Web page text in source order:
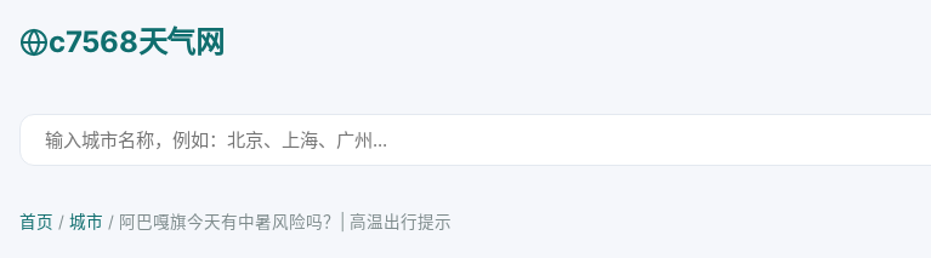
c7568天气网
首页 / 城市 / 阿巴嘎旗今天有中暑风险吗？| 高温出行提示